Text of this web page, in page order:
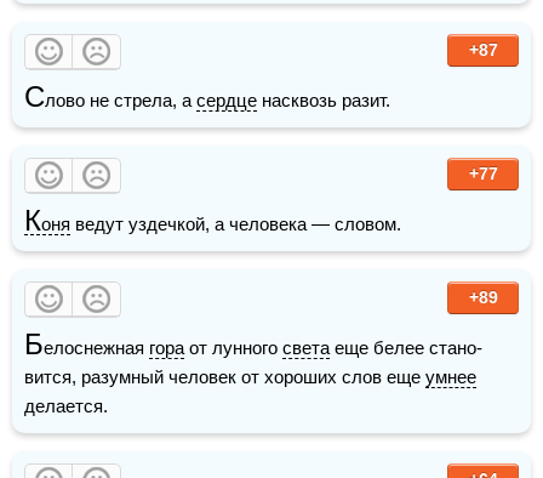
+87
Слово не стрела, а сердце насквозь разит.
+77
Коня ведут уздечкой, а человека — словом.
+89
Белоснежная гора от лунного света еще белее стано­
вится, разумный человек от хороших слов еще умнее
делается.